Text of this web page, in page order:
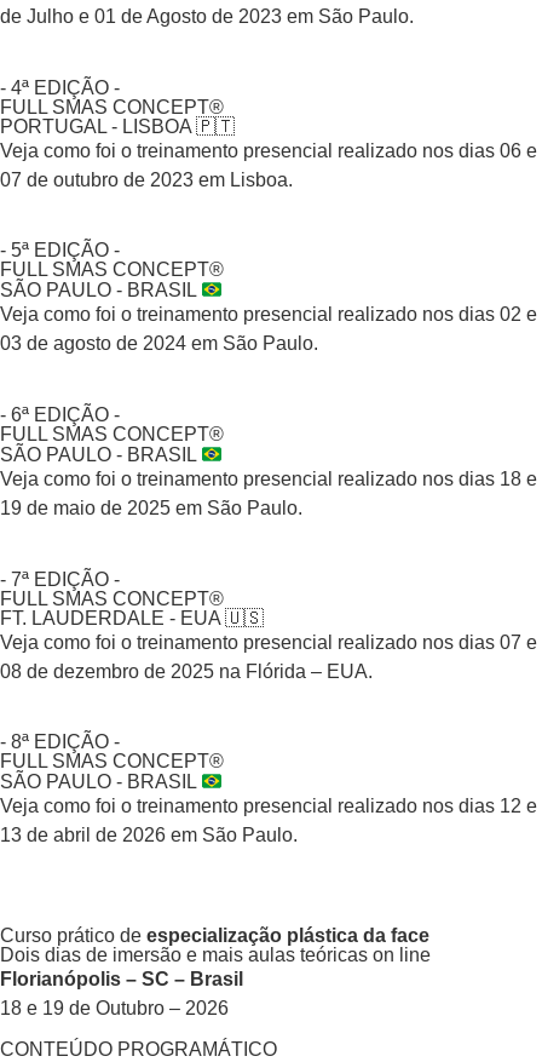
de Julho e 01 de Agosto de 2023 em São Paulo.
- 4ª EDIÇÃO -
FULL SMAS CONCEPT®
PORTUGAL - LISBOA 🇵🇹
Veja como foi o treinamento presencial realizado nos dias 06 e
07 de outubro de 2023 em Lisboa.
- 5ª EDIÇÃO -
FULL SMAS CONCEPT®
SÃO PAULO - BRASIL
Veja como foi o treinamento presencial realizado nos dias 02 e
03 de agosto de 2024 em São Paulo.
- 6ª EDIÇÃO -
FULL SMAS CONCEPT®
SÃO PAULO - BRASIL
Veja como foi o treinamento presencial realizado nos dias 18 e
19 de maio de 2025 em São Paulo.
- 7ª EDIÇÃO -
FULL SMAS CONCEPT®
FT. LAUDERDALE - EUA 🇺🇸
Veja como foi o treinamento presencial realizado nos dias 07 e
08 de dezembro de 2025 na Flórida – EUA.
- 8ª EDIÇÃO -
FULL SMAS CONCEPT®
SÃO PAULO - BRASIL
Veja como foi o treinamento presencial realizado nos dias 12 e
13 de abril de 2026 em São Paulo.
Curso prático de especialização plástica da face
Dois dias de imersão e mais aulas teóricas on line
Florianópolis – SC – Brasil
18 e 19 de Outubro – 2026
CONTEÚDO PROGRAMÁTICO